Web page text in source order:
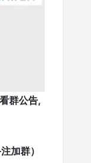
群公告,
加群）